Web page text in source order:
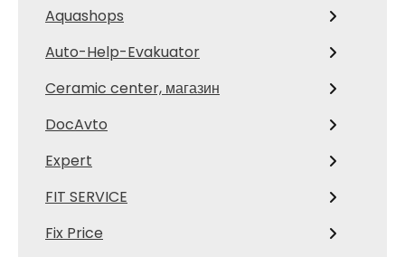
Aquashops
Auto-Help-Evakuator
Ceramic center, магазин
DocAvto
Expert
FIT SERVICE
Fix Price